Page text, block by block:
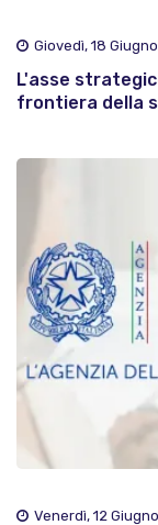
Giovedì, 18
L'asse
frontiera della
Venerdì, 12